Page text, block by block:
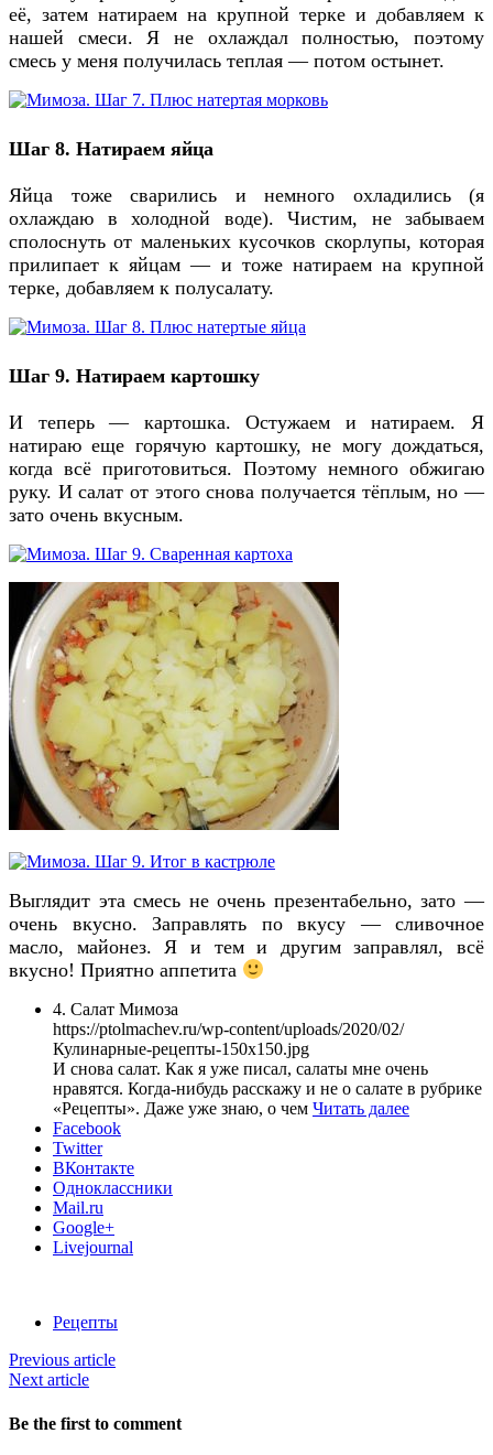
её, затем натираем на крупной терке и добавляем к
нашей смеси. Я не охлаждал полностью, поэтому
смесь у меня получилась теплая — потом остынет.
Шаг 8. Натираем яйца
Яйца тоже сварились и немного охладились (я
охлаждаю в холодной воде). Чистим, не забываем
сполоснуть от маленьких кусочков скорлупы, которая
прилипает к яйцам — и тоже натираем на крупной
терке, добавляем к полусалату.
Шаг 9. Натираем картошку
И теперь — картошка. Остужаем и натираем. Я
натираю еще горячую картошку, не могу дождаться,
когда всё приготовиться. Поэтому немного обжигаю
руку. И салат от этого снова получается тёплым, но —
зато очень вкусным.
Выглядит эта смесь не очень презентабельно, зато —
очень вкусно. Заправлять по вкусу — сливочное
масло, майонез. Я и тем и другим заправлял, всё
вкусно! Приятно аппетита
4. Салат Мимоза
https://ptolmachev.ru/wp-content/uploads/2020/02/
Кулинарные-рецепты-150x150.jpg
И снова салат. Как я уже писал, салаты мне очень
нравятся. Когда-нибудь расскажу и не о салате в рубрике
«Рецепты». Даже уже знаю, о чем Читать далее
Facebook
Twitter
ВКонтакте
Одноклассники
Mail.ru
Google+
Livejournal
Рецепты
Previous article
Next article
Be the first to comment